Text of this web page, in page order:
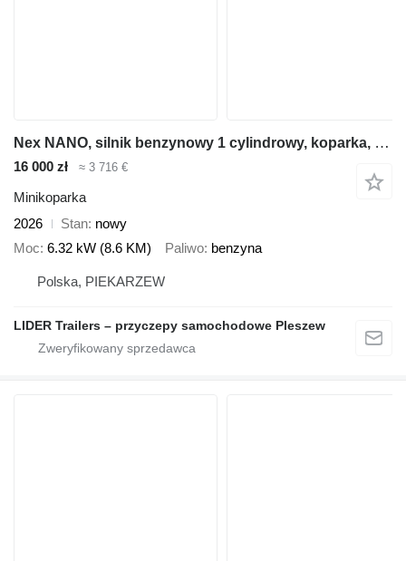
Nex NANO, silnik benzynowy 1 cylindrowy, koparka, minikoparka
16 000 zł ≈ 3 716 €
Minikoparka
2026
Stan nowy
Moc 6.32 kW (8.6 KM) Paliwo benzyna
Polska, PIEKARZEW
LIDER Trailers – przyczepy samochodowe Pleszew